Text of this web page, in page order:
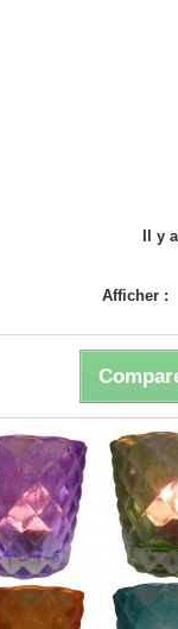
Il y
Afficher :